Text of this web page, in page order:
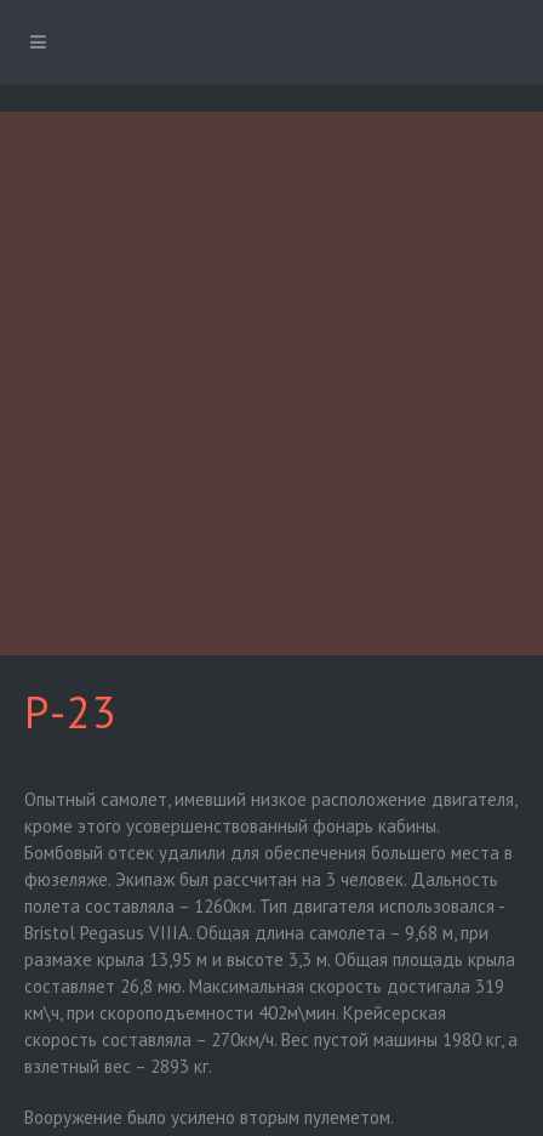
P-23
Опытный самолет, имевший низкое расположение двигателя,
кроме этого усовершенствованный фонарь кабины.
Бомбовый отсек удалили для обеспечения большего места в
фюзеляже. Экипаж был рассчитан на 3 человек. Дальность
полета составляла – 1260км. Тип двигателя использовался -
Bristol Pegasus VIIIA. Общая длина самолета – 9,68 м, при
размахе крыла 13,95 м и высоте 3,3 м. Общая площадь крыла
составляет 26,8 мю. Максимальная скорость достигала 319
км\ч, при скороподъемности 402м\мин. Крейсерская
скорость составляла – 270км/ч. Вес пустой машины 1980 кг, а
взлетный вес – 2893 кг.
Вооружение было усилено вторым пулеметом.